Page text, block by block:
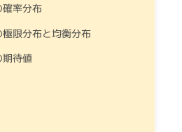
率分布
限分布と均衡分布
期待値